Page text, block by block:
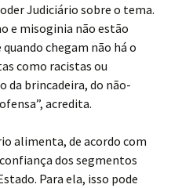
Judiciário sobre o tema.
e misoginia não estão
chegam não há o
como racistas ou
da brincadeira, do não-
acredita.
alimenta, de acordo com
dos segmentos
Para ela, isso pode